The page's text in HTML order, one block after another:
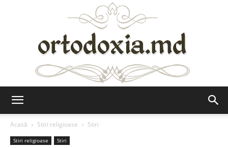
Acasă
Stiri religioase Stiri
Stiri religioase Stiri